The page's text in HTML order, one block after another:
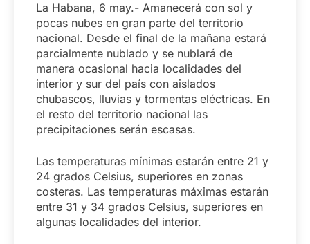
La Habana, 6 may.- Amanecerá con sol y
pocas nubes en gran parte del territorio
nacional. Desde el final de la mañana estará
parcialmente nublado y se nublará de
manera ocasional hacia localidades del
interior y sur del país con aislados
chubascos, lluvias y tormentas eléctricas. En
el resto del territorio nacional las
precipitaciones serán escasas.
Las temperaturas mínimas estarán entre 21 y
24 grados Celsius, superiores en zonas
costeras. Las temperaturas máximas estarán
entre 31 y 34 grados Celsius, superiores en
algunas localidades del interior.